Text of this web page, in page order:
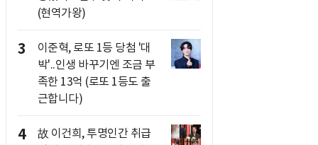
(현역가왕)
3
이준혁, 로또 1등 당첨 '대
박'..인생 바꾸기엔 조금 부
족한 13억 (로또 1등도 출
근합니다)
4
故 이건희, 투명인간 취급